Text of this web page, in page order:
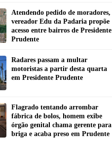
Atendendo pedido de moradores,
vereador Edu da Padaria propõe
acesso entre bairros de Presidente
Prudente
Radares passam a multar
motoristas a partir desta quarta
em Presidente Prudente
Flagrado tentando arrombar
fábrica de bolos, homem exibe
órgão genital chama gerente para
briga e acaba preso em Prudente